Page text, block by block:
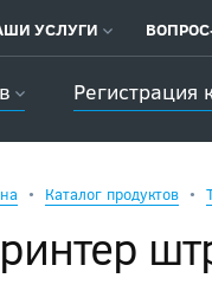
Регистрация
УСЛУГИ
Каталог продуктов